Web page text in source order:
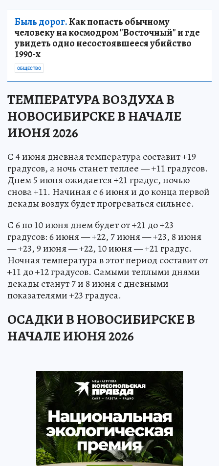
Быль дорог.Как попасть обычному
человеку на космодром "Восточный" и где
увидеть одно несостоявшееся убийство
1990-х
ОБЩЕСТВО
ТЕМПЕРАТУРА ВОЗДУХА В
НОВОСИБИРСКЕ В НАЧАЛЕ
ИЮНЯ 2026
С 4 июня дневная температура составит +19
градусов, а ночь станет теплее — +11 градусов.
Днем 5 июня ожидается +21 градус, ночью
снова +11. Начиная с 6 июня и до конца первой
декады воздух будет прогреваться сильнее.
С 6 по 10 июня днем будет от +21 до +23
градусов: 6 июня — +22, 7 июня — +23, 8 июня
— +23, 9 июня — +22, 10 июня — +21 градус.
Ночная температура в этот период составит от
+11 до +12 градусов. Самыми теплыми днями
декады станут 7 и 8 июня с дневными
показателями +23 градуса.
ОСАДКИ В НОВОСИБИРСКЕ В
НАЧАЛЕ ИЮНЯ 2026